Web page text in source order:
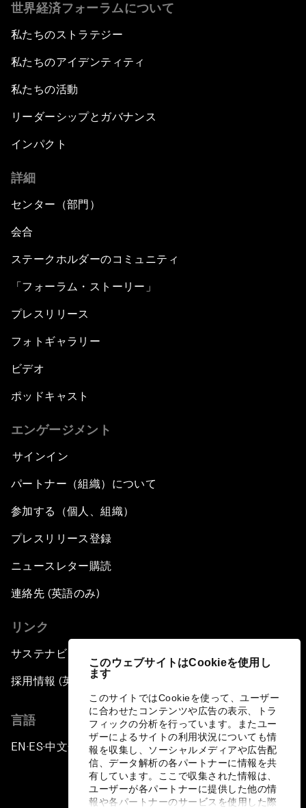
このウェブサイトはCookieを使用し
ます
このサイトではCookieを使って、ユーザー
に合わせたコンテンツや広告の表示、トラ
フィックの分析を行っています。またユー
ザーによるサイトの利用状況についても情
報を収集し、ソーシャルメディアや広告配
信、データ解析の各パートナーに情報を共
有しています。ここで収集された情報は、
ユーザーが各パートナーに提供した他の情
報や各パートナーのサービスを使用した際
世界経済フォーラムについて
私たちのストラテジー
私たちのアイデンティティ
私たちの活動
リーダーシップとガバナンス
インパクト
詳細
センター（部門）
会合
ステークホルダーのコミュニティ
「フォーラム・ストーリー」
プレスリリース
フォトギャラリー
ビデオ
ポッドキャスト
エンゲージメント
サインイン
パートナー（組織）について
参加する（個人、組織）
プレスリリース登録
ニュースレター購読
連絡先 (英語のみ)
リンク
サステナビリティへの取り組み
採用情報 (英語のみ)
言語
EN ▪ES▪中文▪ 日本語